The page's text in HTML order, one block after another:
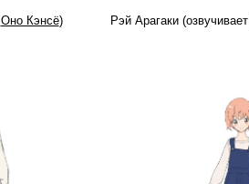
Оно Кэнсё) Рэй Арагаки (озвучивает